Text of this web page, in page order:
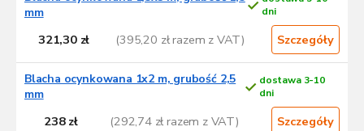
mm
dni
321,30 zł (395,20 zł razem z VAT) Szczegóły
Blacha ocynkowana 1x2 m, grubość 2,5
mm
dostawa 3-10
dni
238 zł (292,74 zł razem z VAT) Szczegóły